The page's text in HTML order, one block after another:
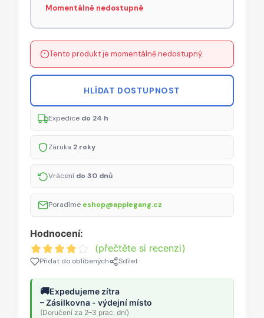
Momentálně nedostupné
Tento produkt je momentálně nedostupný.
HLÍDAT DOSTUPNOST
Expedice do 24 h
Záruka 2 roky
Vrácení do 30 dnů
Poradíme eshop@applegang.cz
Hodnocení:
(přečtěte si recenzi)
Přidat do oblíbených Sdílet
🚚Expedujeme zítra
– Zásilkovna - výdejní místo
(Doručení za 2–3 prac. dní)